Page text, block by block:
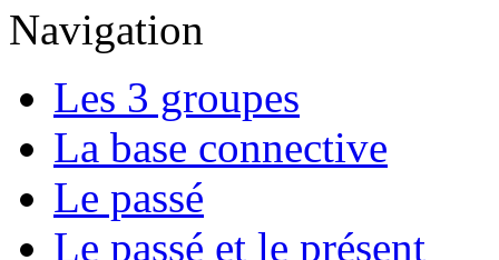
Navigation
Les 3 groupes
La base connective
Le passé
Le passé et le présent